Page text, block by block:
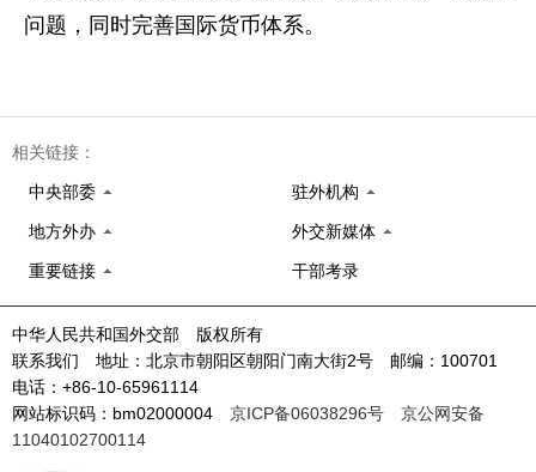
问题，同时完善国际货币体系。
相关链接：
中央部委 驻外机构
地方外办 外交新媒体
重要链接 干部考录
中华人民共和国外交部 版权所有
联系我们 地址：北京市朝阳区朝阳门南大街2号 邮编：100701
电话：+86-10-65961114
网站标识码：bm02000004 京ICP备06038296号
京公网安备
11040102700114